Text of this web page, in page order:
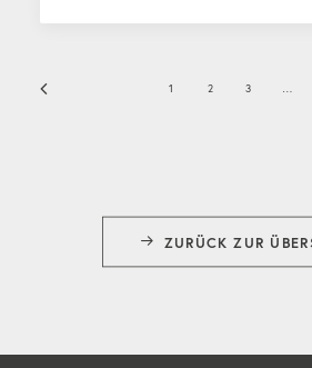
1 2 3
ZURÜCK ZUR